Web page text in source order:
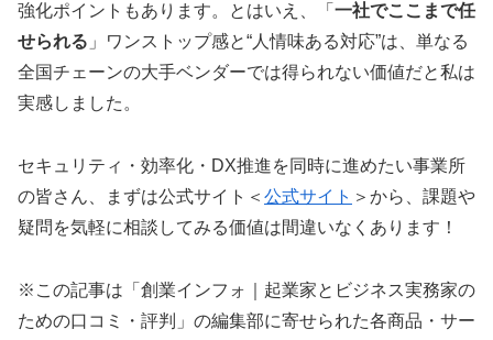
強化ポイントもあります。とはいえ、「 一社でここまで任
せられる 」ワンストップ感と“人情味ある対応”は、単なる
全国チェーンの大手ベンダーでは得られない価値だと私は
実感しました。
セキュリティ・効率化・DX推進を同時に進めたい事業所
の皆さん、まずは公式サイト＜ 公式サイト ＞から、課題や
疑問を気軽に相談してみる価値は間違いなくあります！
※この記事は「創業インフォ｜起業家とビジネス実務家の
ための口コミ・評判」の編集部に寄せられた各商品・サー